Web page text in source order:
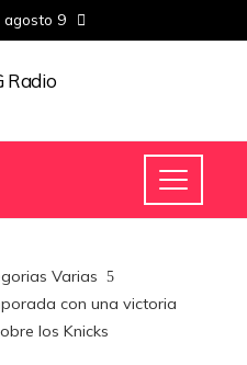
agosto 9
Varias
con una victoria
los Knicks